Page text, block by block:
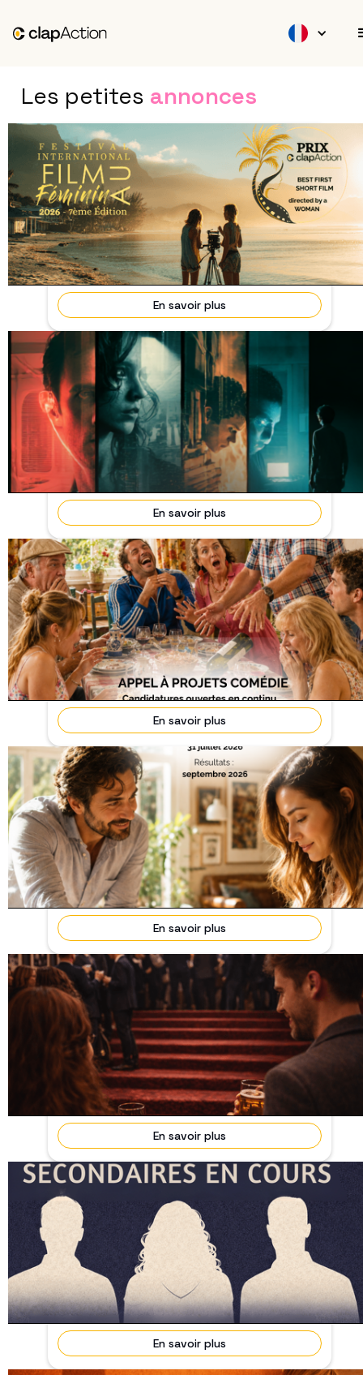
Les petites annonces
Vous êtes une femme. Vous avez réalisé
votre premier court-métrage ?
30 Octobre 2026
En cours
Candidatez au Prix clapAction qui va récompenser
au prochain Festival International du Film au
Fémin...
En savoir plus
APPEL À PROJET : LA SOIRÉE DES
VISIONNAIRES
Mi-septembre
En cours
Et si le cinéma de demain se jouait en septembre ?
techCannes et clapAction s'associent pour une
soi...
En savoir plus
APPEL À COMÉDIES – Vous faites rire… et
faites un film !
31 Juillet 2026
En cours
Vous avez une drôle d'idée ? Un pitch irrésistible ?
Un synopsis qui donne déjà le sourire ? 🎬 clap...
En savoir plus
Appel à projets — Arnaques &
manipulation
31 Juillet 2026
En cours
Vous avez une idée ou vous développez un projet
de film autour d’une arnaque, d’une imposture ou
d’u...
En savoir plus
PARTICIPEZ AUX RENCONTRES QUI FONT
VRAIMENT AVANCER LES PROJETS
Septembre 2026
En cours
Dans le cinéma, les projets ne se développent pas
seuls. Ils trouvent leur trajectoire au contact de...
En savoir plus
Malgré Moi : Casting en cours !
31 Mai 2026
En cours
L’équipe du film Malgré Moi recherche trois rôles
secondaires essentiels !
En savoir plus